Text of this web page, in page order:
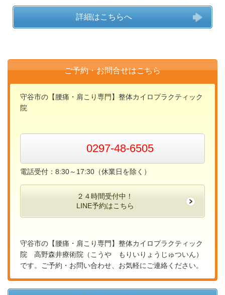
詳細はこちらへ
ご予約・お問合せはこちら
守谷市の【腰痛・肩こり専門】整体カイロプラクティック
院
0297-48-6505
電話受付：8:30～17:30（休業日を除く）
２４時間受付中！
LINE予約はこちら
守谷市の【腰痛・肩こり専門】整体カイロプラクティック
院 高野森井療術院（こうや もりいりょうじゅついん）
です。ご予約・お問い合わせ、お気軽にご連絡ください。